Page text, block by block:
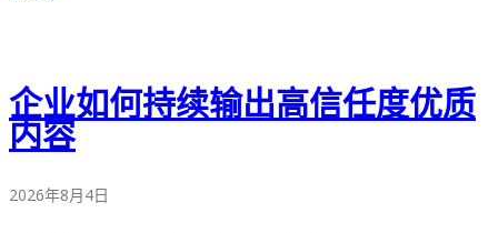
企业如何持续输出高信任度优质
内容
2026年8月4日